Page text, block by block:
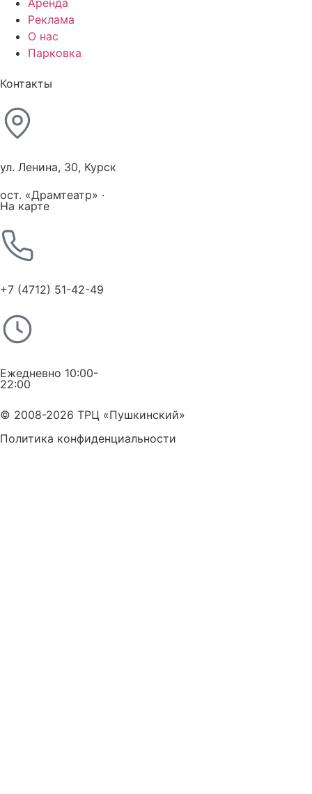
Реклама
О нас
Парковка
Контакты
ул. Ленина, 30, Курск
ост. «Драмтеатр» ·
На карте
+7 (4712) 51-42-49
Ежедневно 10:00-
22:00
© 2008-2026 ТРЦ «Пушкинский»
Политика конфиденциальности